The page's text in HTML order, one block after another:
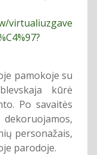
virtualiuzgave
pamokoje su
kūrė
Po savaitės
personažais,
parodoje.